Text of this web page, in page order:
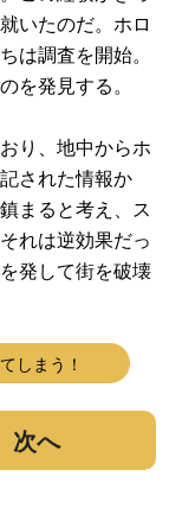
いたのだ。ホロ
は調査を開始。
を発見する。
り、地中からホ
された情報か
まると考え、ス
れは逆効果だっ
発して街を破壊
しまう！
次へ